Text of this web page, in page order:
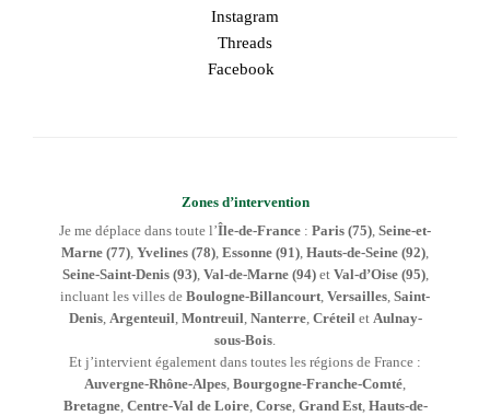
Instagram
Threads
Facebook
Zones d’intervention
Je me déplace dans toute l’Île-de-France : Paris (75) Seine-et-
Marne (77) Yvelines (78) Essonne (91) Hauts-de-Seine (92)
Seine-Saint-Denis (93), Val-de-Marne (94)et Val-d’Oise (95),
incluant les villes de Boulogne-Billancourt Versailles Saint-
Denis, Argenteuil Montreuil Nanterre, Créteil et Aulnay-
sous-Bois
Et j’intervient également dans toutes les régions de France :
Auvergne-Rhône-Alpes Bourgogne-Franche-Comté
Bretagne, Centre-Val de Loire, Corse, Grand Est, Hauts-de-